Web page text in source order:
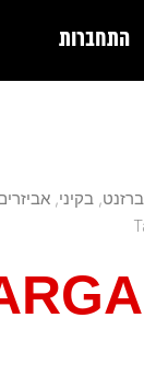
התחברות
ברזנט, בקיני,